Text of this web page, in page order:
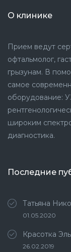
О клинике
Прием ведут
офтальмолог,
грызунам. В
самое
оборудование:
широким
диагностика.
Последние
Татьяна
01.05.2020
Красотка
26.02.2019